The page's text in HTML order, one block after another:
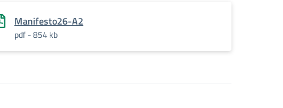
Manifesto26-A2
pdf - 854 kb